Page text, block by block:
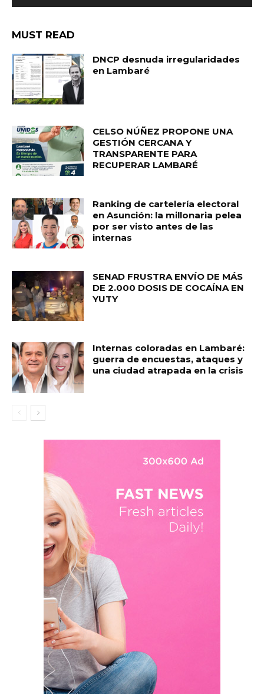
MUST READ
DNCP desnuda irregularidades
en Lambaré
CELSO NÚÑEZ PROPONE UNA
GESTIÓN CERCANA Y
TRANSPARENTE PARA
RECUPERAR LAMBARÉ
Ranking de cartelería electoral
en Asunción: la millonaria pelea
por ser visto antes de las
internas
SENAD FRUSTRA ENVÍO DE MÁS
DE 2.000 DOSIS DE COCAÍNA EN
YUTY
Internas coloradas en Lambaré:
guerra de encuestas, ataques y
una ciudad atrapada en la crisis